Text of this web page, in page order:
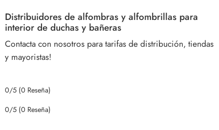
Distribuidores de alfombras y alfombrillas para
interior de duchas y bañeras
Contacta con nosotros para tarifas de distribución, tiendas
y mayoristas!
0/5 (0 Reseña)
0/5 (0 Reseña)